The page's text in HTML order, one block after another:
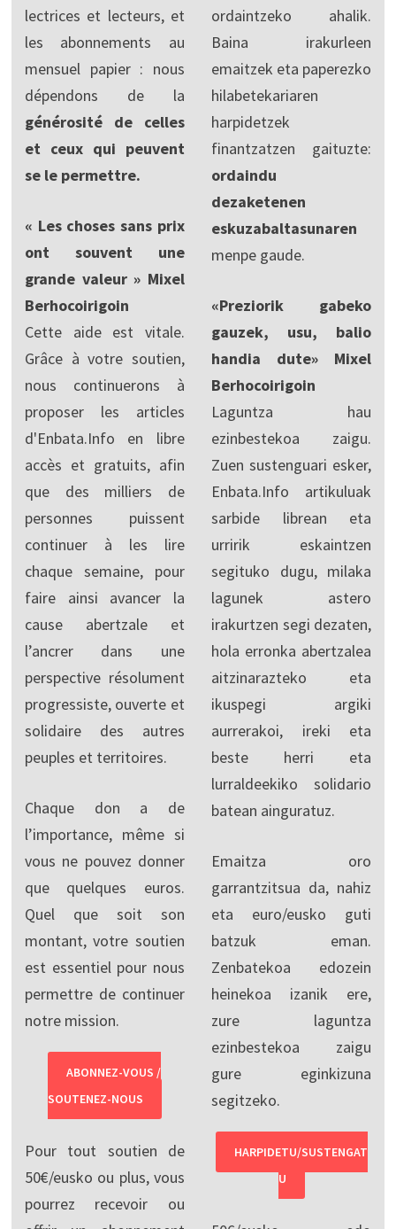
lectrices et lecteurs, et
les abonnements au
mensuel papier : nous
dépendons de la
générosité de celles
et ceux qui peuvent
se le permettre.
« Les choses sans prix
ont souvent une
grande valeur » Mixel
Berhocoirigoin
Cette aide est vitale.
Grâce à votre soutien,
nous continuerons à
proposer les articles
d'Enbata.Info en libre
accès et gratuits, afin
que des milliers de
personnes puissent
continuer à les lire
chaque semaine, pour
faire ainsi avancer la
cause abertzale et
l’ancrer dans une
perspective résolument
progressiste, ouverte et
solidaire des autres
peuples et territoires.
Chaque don a de
l’importance, même si
vous ne pouvez donner
que quelques euros.
Quel que soit son
montant, votre soutien
est essentiel pour nous
permettre de continuer
notre mission.
ABONNEZ-VOUS /
SOUTENEZ-NOUS
Pour tout soutien de
50€/eusko ou plus, vous
pourrez recevoir ou
ordaintzeko ahalik.
Baina irakurleen
emaitzek eta paperezko
hilabetekariaren
harpidetzek
finantzatzen gaituzte:
ordaindu
dezaketenen
eskuzabaltasunaren
menpe gaude.
«Preziorik gabeko
gauzek, usu, balio
handia dute» Mixel
Berhocoirigoin
Laguntza hau
ezinbestekoa zaigu.
Zuen sustenguari esker,
Enbata.Info artikuluak
sarbide librean eta
urririk eskaintzen
segituko dugu, milaka
lagunek astero
irakurtzen segi dezaten,
hola erronka abertzalea
aitzinarazteko eta
ikuspegi argiki
aurrerakoi, ireki eta
beste herri eta
lurraldeekiko solidario
batean ainguratuz.
Emaitza oro
garrantzitsua da, nahiz
eta euro/eusko guti
batzuk eman.
Zenbatekoa edozein
heinekoa izanik ere,
zure laguntza
ezinbestekoa zaigu
gure eginkizuna
segitzeko.
HARPIDETU/SUSTENGAT
U